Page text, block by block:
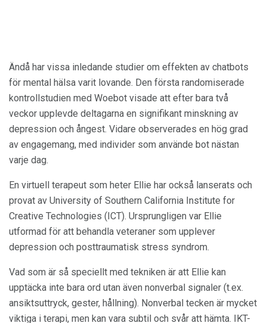
Ändå har vissa inledande studier om effekten av chatbots
för mental hälsa varit lovande. Den första randomiserade
kontrollstudien med Woebot visade att efter bara två
veckor upplevde deltagarna en signifikant minskning av
depression och ångest. Vidare observerades en hög grad
av engagemang, med individer som använde bot nästan
varje dag.
En virtuell terapeut som heter Ellie har också lanserats och
provat av University of Southern California Institute for
Creative Technologies (ICT). Ursprungligen var Ellie
utformad för att behandla veteraner som upplever
depression och posttraumatisk stress syndrom.
Vad som är så speciellt med tekniken är att Ellie kan
upptäcka inte bara ord utan även nonverbal signaler (t.ex.
ansiktsuttryck, gester, hållning). Nonverbal tecken är mycket
viktiga i terapi, men kan vara subtil och svår att hämta. IKT-